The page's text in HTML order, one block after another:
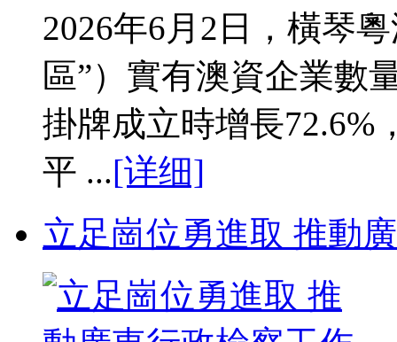
2026年6月2日，橫琴
區”）實有澳資企業數
掛牌成立時增長72.6%
平 ...[详细]
立足崗位勇進取 推動